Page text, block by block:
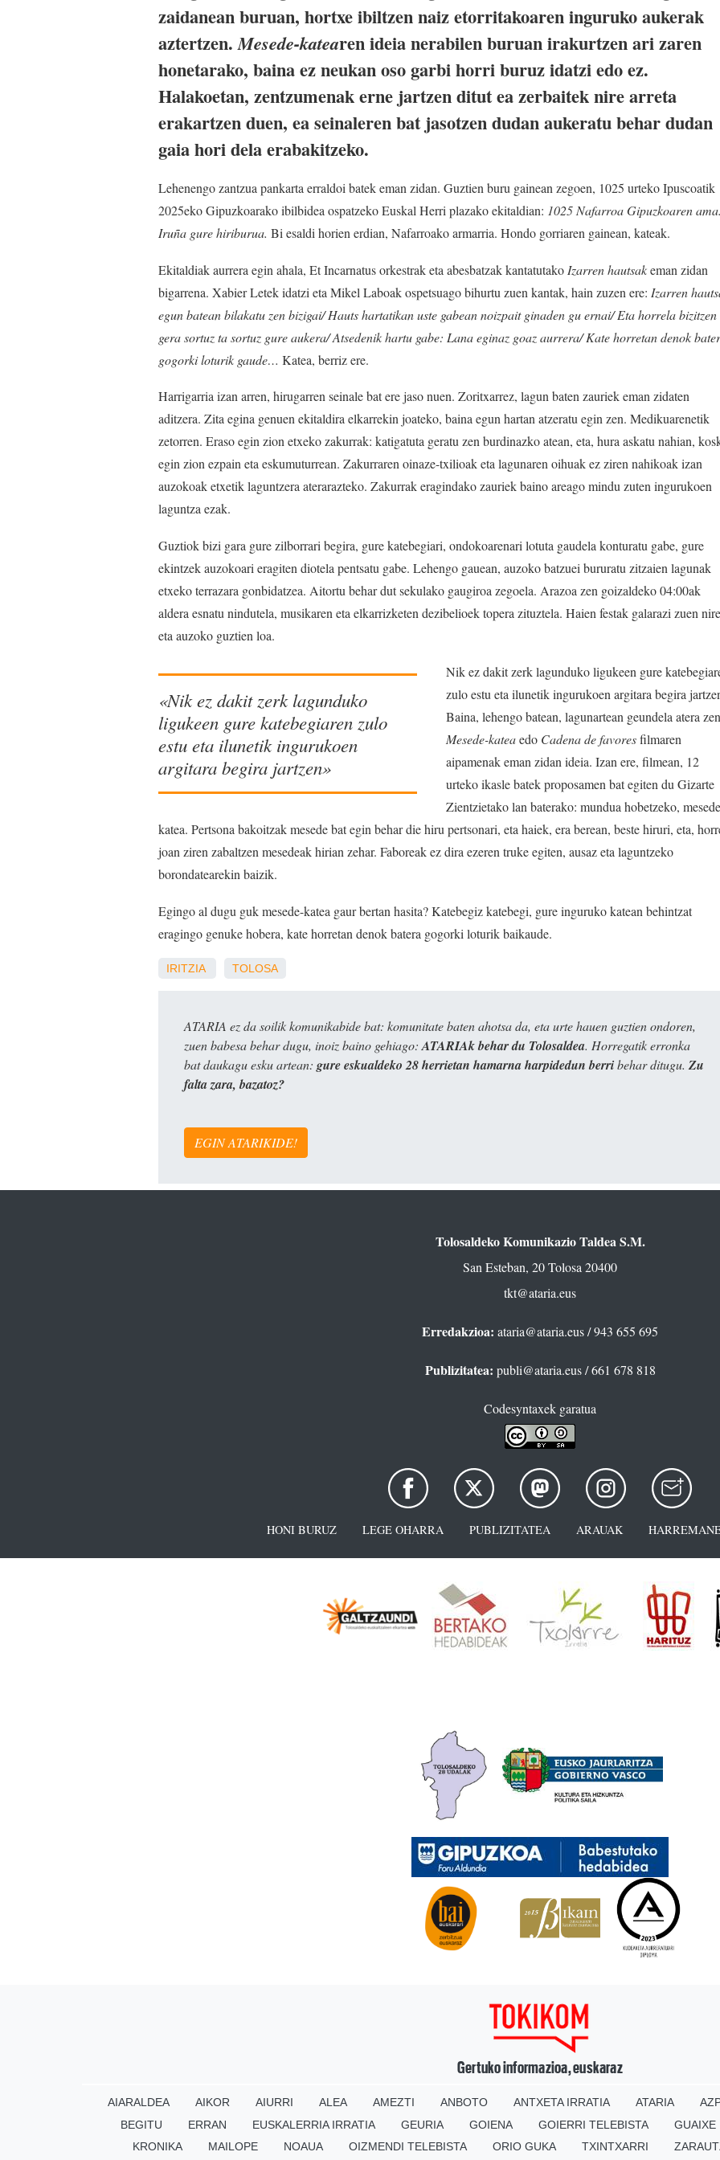
zaidanean buruan, hortxe ibiltzen naiz etorritakoaren inguruko aukerak
aztertzen.Mesede-katearen ideia nerabilen buruan irakurtzen ari zaren
honetarako, baina ez neukan oso garbi horri buruz idatzi edo ez.
Halakoetan, zentzumenak erne jartzen ditut ea zerbaitek nire arreta
erakartzen duen, ea seinaleren bat jasotzen dudan aukeratu behar dudan
gaia hori dela erabakitzeko.
Lehenengo zantzua pankarta erraldoi batek eman zidan. Guztien buru gainean zegoen, 1025 urteko Ipuscoatik
2025eko Gipuzkoarako ibilbidea ospatzeko Euskal Herri plazako ekitaldian: 1025 Nafarroa Gipuzkoaren ama.
Iruña gure hiriburua. Bi esaldi horien erdian, Nafarroako armarria. Hondo gorriaren gainean, kateak.
Ekitaldiak aurrera egin ahala, Et Incarnatus orkestrak eta abesbatzak kantatutako Izarren hautsakeman zidan
bigarrena. Xabier Letek idatzi eta Mikel Laboak ospetsuago bihurtu zuen kantak, hain zuzen ere: Izarren
egun batean bilakatu zen bizigai/ Hauts hartatikan uste gabean noizpait ginaden gu ernai/ Eta horrela bizitzen
gera sortuz ta sortuz gure aukera/ Atsedenik hartu gabe: Lana eginaz goaz aurrera/ Kate horretan denok
gogorki loturik gaude… Katea, berriz ere.
Harrigarria izan arren, hirugarren seinale bat ere jaso nuen. Zoritxarrez, lagun baten zauriek eman zidaten
aditzera. Zita egina genuen ekitaldira elkarrekin joateko, baina egun hartan atzeratu egin zen. Medikuarenetik
zetorren. Eraso egin zion etxeko zakurrak: katigatuta geratu zen burdinazko atean, eta, hura askatu nahian,
egin zion ezpain eta eskumuturrean. Zakurraren oinaze-txilioak eta lagunaren oihuak ez ziren nahikoak izan
auzokoak etxetik laguntzera aterarazteko. Zakurrak eragindako zauriek baino areago mindu zuten ingurukoen
laguntza ezak.
Guztiok bizi gara gure zilborrari begira, gure katebegiari, ondokoarenari lotuta gaudela konturatu gabe, gure
ekintzek auzokoari eragiten diotela pentsatu gabe. Lehengo gauean, auzoko batzuei bururatu zitzaien lagunak
etxeko terrazara gonbidatzea. Aitortu behar dut sekulako gaugiroa zegoela. Arazoa zen goizaldeko 04:00ak
aldera esnatu nindutela, musikaren eta elkarrizketen dezibelioek topera zituztela. Haien festak galarazi zuen nire
eta auzoko guztien loa.
«Nik ez dakit zerk lagunduko
ligukeen gure katebegiaren zulo
estu eta ilunetik ingurukoen
argitara begira jartzen»
Nik ez dakit zerk lagunduko ligukeen gure
zulo estu eta ilunetik ingurukoen argitara begira
Baina, lehengo batean, lagunartean geundela atera zen
Mesede-kateaedo Cadena de favoresfilmaren
aipamenak eman zidan ideia. Izan ere, filmean, 12
urteko ikasle batek proposamen bat egiten du Gizarte
Zientzietako lan baterako: mundua hobetzeko,
katea. Pertsona bakoitzak mesede bat egin behar die hiru pertsonari, eta haiek, era berean, beste hiruri, eta,
joan ziren zabaltzen mesedeak hirian zehar. Faboreak ez dira ezeren truke egiten, ausaz eta laguntzeko
borondatearekin baizik.
Egingo al dugu guk mesede-katea gaur bertan hasita? Katebegiz katebegi, gure inguruko katean behintzat
eragingo genuke hobera, kate horretan denok batera gogorki loturik baikaude.
IRITZIA TOLOSA
ATARIA ez da soilik komunikabide bat: komunitate baten ahotsa da, eta urte hauen guztien ondoren,
zuen babesa behar dugu, inoiz baino gehiago:ATARIAk behar du Tolosaldea. Horregatik erronka
bat daukagu esku artean: gure eskualdeko 28 herrietan hamarna harpidedun berribehar ditugu. Zu
falta zara, bazatoz?
EGIN ATARIKIDE!
Tolosaldeko Komunikazio Taldea S.M.
San Esteban, 20 Tolosa 20400
tkt@ataria.eus
Erredakzioa: ataria@ataria.eus/ 943 655 695
Publizitatea: publi@ataria.eus/ 661 678 818
Codesyntaxek garatua
HONI BURUZ LEGE OHARRA PUBLIZITATEA ARAUAK
Gertuko informazioa, euskaraz
AIARALDEA AIKOR AIURRI ALEA AMEZTI ANBOTO ANTXETA IRRATIA ATARIA
BEGITU
ERRAN EUSKALERRIA IRRATIA GEURIA GOIENA GOIERRI TELEBISTA GUAIXE
KRONIKA
MAILOPE NOAUA OIZMENDI TELEBISTA ORIO GUKA TXINTXARRI